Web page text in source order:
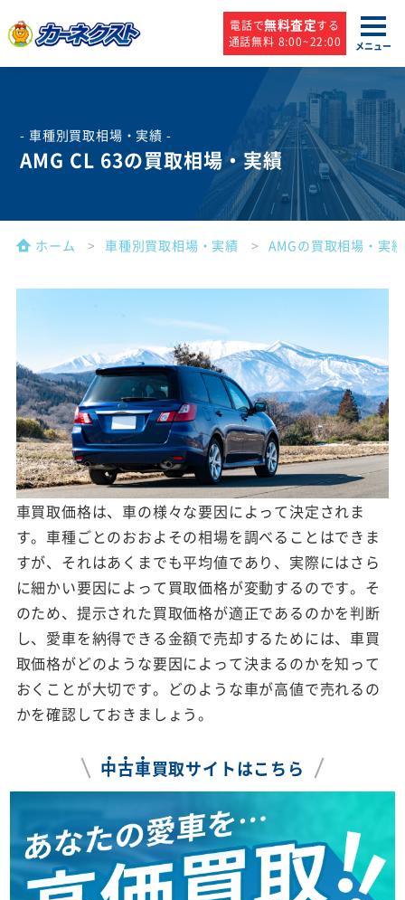
電話で無料査定する
通話無料 8:00~22:00
メニュー
- 車種別買取相場・実績 -
AMG CL 63の買取相場・実績
ホーム 車種別買取相場・実績 AMGの買取相場・実績
車買取価格は、車の様々な要因によって決定されま
す。車種ごとのおおよその相場を調べることはできま
すが、それはあくまでも平均値であり、実際にはさら
に細かい要因によって買取価格が変動するのです。そ
のため、提示された買取価格が適正であるのかを判断
し、愛車を納得できる金額で売却するためには、車買
取価格がどのような要因によって決まるのかを知って
おくことが大切です。どのような車が高値で売れるの
かを確認しておきましょう。
中古車買取サイトはこちら